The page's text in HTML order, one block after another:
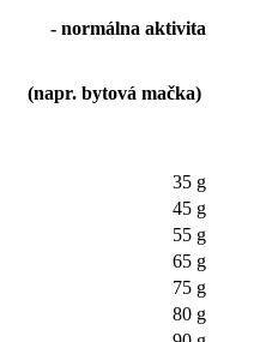
- normálna aktivita
(napr. bytová mačka)
35 g
45 g
55 g
65 g
75 g
80 g